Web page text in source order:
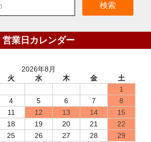
検索
営業日カレンダー
2026年8月
火 水 木 金
土
1
4 5 6 7
8
11 12 13 14
15
18 19 20 21
22
25 26 27 28
29